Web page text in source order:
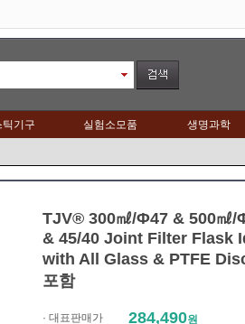
기구 실험소모품 생명과학
TJV® 300㎖/Φ47 & 500㎖
& 45/40 Joint Filter Flask
with All Glass & PTFE
포함
· 대표판매가 284,490원